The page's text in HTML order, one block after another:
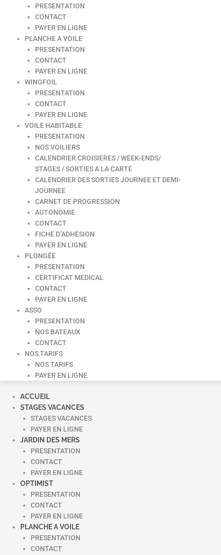
PRESENTATION
CONTACT
PAYER EN LIGNE
PLANCHE A VOILE
PRESENTATION
CONTACT
PAYER EN LIGNE
WINGFOIL
PRESENTATION
CONTACT
PAYER EN LIGNE
VOILE HABITABLE
PRESENTATION
NOS VOILIERS
CALENDRIER CROISIERES / WEEK-ENDS/
STAGES / SORTIES A LA CARTE
CALENDRIER DES SORTIES JOURNEE ET DEMI-
JOURNEE
CARNET DE PROGRESSION
AUTONOMIE
CONTACT
FICHE D’ADHESION
PAYER EN LIGNE
PLONGÉE
PRESENTATION
CERTIFICAT MEDICAL
CONTACT
PAYER EN LIGNE
ASSO
PRESENTATION
NOS BATEAUX
CONTACT
NOS TARIFS
NOS TARIFS
PAYER EN LIGNE
ACCUEIL
STAGES VACANCES
STAGES VACANCES
PAYER EN LIGNE
JARDIN DES MERS
PRESENTATION
CONTACT
PAYER EN LIGNE
OPTIMIST
PRESENTATION
CONTACT
PAYER EN LIGNE
PLANCHE A VOILE
PRESENTATION
CONTACT